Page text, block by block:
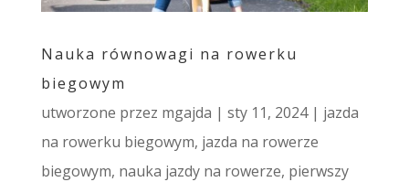
Nauka równowagi na rowerku
biegowym
utworzone przez mgajda | sty 11, 2024| jazda
na rowerku biegowym, jazda na rowerze
biegowym, nauka jazdy na rowerze, pierwszy